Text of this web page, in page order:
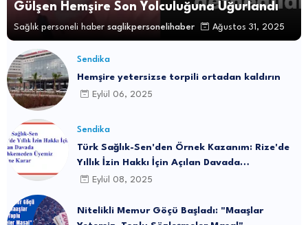
Gülşen Hemşire Son Yolculuğuna Uğurlandı
Sağlık personeli haber saglikpersonelihaber Ağustos 31, 2025
Sendika
Hemşire yetersizse torpili ortadan kaldırın
Eylül 06, 2025
Sendika
Türk Sağlık-Sen'den Örnek Kazanım: Rize'de
Yıllık İzin Hakkı İçin Açılan Davada
Mahkemeden Üyemiz Lehine Karar
Eylül 08, 2025
Nitelikli Memur Göçü Başladı: "Maaşlar